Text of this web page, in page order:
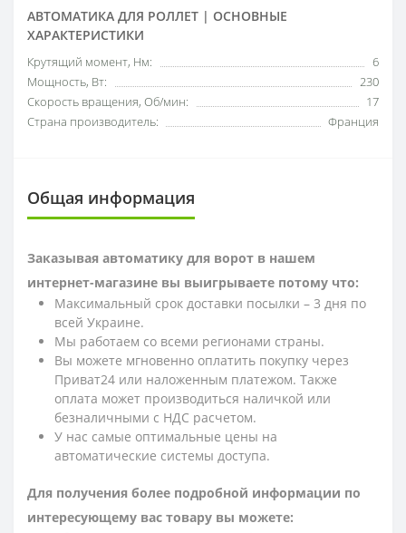
АВТОМАТИКА ДЛЯ РОЛЛЕТ | ОСНОВНЫЕ
ХАРАКТЕРИСТИКИ
Крутящий момент, Нм:
6
Мощность, Вт:
230
Скорость вращения, Об/мин:
17
Страна производитель:
Франция
Общая информация
Заказывая автоматику для ворот в нашем
интернет-магазине вы выигрываете потому что:
Максимальный срок доставки посылки – 3 дня по
всей Украине.
Мы работаем со всеми регионами страны.
Вы можете мгновенно оплатить покупку через
Приват24 или наложенным платежом. Также
оплата может производиться наличкой или
безналичными с НДС расчетом.
У нас самые оптимальные цены на
автоматические системы доступа.
Для получения более подробной информации по
интересующему вас товару вы можете: